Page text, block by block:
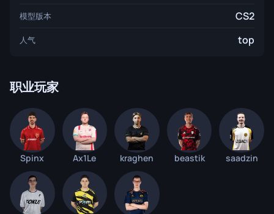
模型版本 CS2
人气 top
职业玩家
Spinx Ax1Le kraghen beastik saadzin